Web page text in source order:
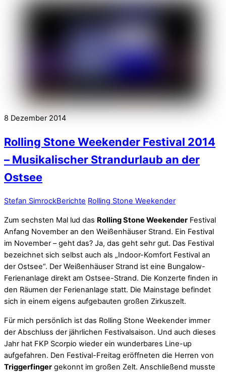
8 Dezember 2014
Rolling Stone Weekender Festival 2014
– Musikalischer Strandurlaub an der
Ostsee
Stefan SimrockBerichte Rolling Stone Weekender
Zum sechsten Mal lud das Rolling Stone Weekender Festival
Anfang November an den Weißenhäuser Strand. Ein Festival
im November – geht das? Ja, das geht sehr gut. Das Festival
bezeichnet sich selbst auch als „Indoor-Komfort Festival an
der Ostsee“. Der Weißenhäuser Strand ist eine Bungalow-
Ferienanlage direkt am Ostsee-Strand. Die Konzerte finden in
den Räumen der Ferienanlage statt. Die Mainstage befindet
sich in einem eigens aufgebauten großen Zirkuszelt.
Für mich persönlich ist das Rolling Stone Weekender immer
der Abschluss der jährlichen Festivalsaison. Und auch dieses
Jahr hat FKP Scorpio wieder ein wunderbares Line-up
aufgefahren. Den Festival-Freitag eröffneten die Herren von
Triggerfinger gekonnt im großen Zelt. Anschließend musste